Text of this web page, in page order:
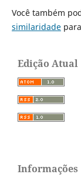
Você também
similaridade
Edição Atual
Informações